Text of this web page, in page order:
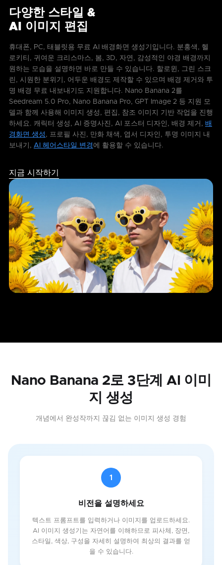
다양한 스타일 &
AI 이미지 편집
휴대폰, PC, 태블릿용 무료 AI 배경화면 생성기입니다. 분홍색, 헬
로키티, 귀여운 크리스마스, 봄, 3D, 자연, 감성적인 야경 배경까지
원하는 모습을 설명하면 바로 만들 수 있습니다. 할로윈, 그린 스크
린, 시원한 분위기, 어두운 배경도 제작할 수 있으며 배경 제거와 투
명 배경 무료 내보내기도 지원합니다. Nano Banana 2를
Seedream 5.0 Pro, Nano Banana Pro, GPT Image 2 등 지원 모
델과 함께 사용해 이미지 생성, 편집, 참조 이미지 기반 작업을 진행
하세요. 캐릭터 생성, AI 증명사진, AI 포스터 디자인, 배경 제거, 배
경화면 생성 , 프로필 사진, 만화 채색, 엽서 디자인, 투명 이미지 내
보내기, AI 헤어스타일 변경 에 활용할 수 있습니다.
지금 시작하기
Nano Banana 2로 3단계 AI 이미
지 생성
개념에서 완성작까지 끊김 없는 이미지 생성 경험
1
비전을 설명하세요
텍스트 프롬프트를 입력하거나 이미지를 업로드하세요.
AI 이미지 생성기는 자연어를 이해하므로 피사체, 장면,
스타일, 색상, 구성을 자세히 설명하여 최상의 결과를 얻
을 수 있습니다.